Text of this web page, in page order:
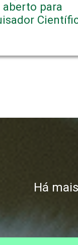
para
Há